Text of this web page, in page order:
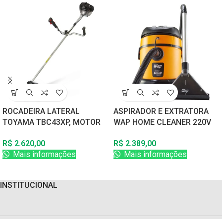
ROCADEIRA LATERAL
TOYAMA TBC43XP, MOTOR
TEMPOS, GASOLINA
R$ 2.620,00
Mais informações
ASPIRADOR E EXTRATORA
WAP HOME CLEANER 220V
R$ 2.389,00
Mais informações
INSTITUCIONAL